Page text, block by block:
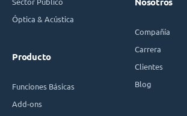
Óptica & Acústica
Producto
Funciones Básicas
Add-ons
Nosotros
Compañía
Carrera
Clientes
Blog